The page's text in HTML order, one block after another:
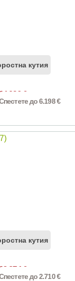
кутия
64.929 €
до 6.198 €
кутия
63.874 €
до 2.710 €